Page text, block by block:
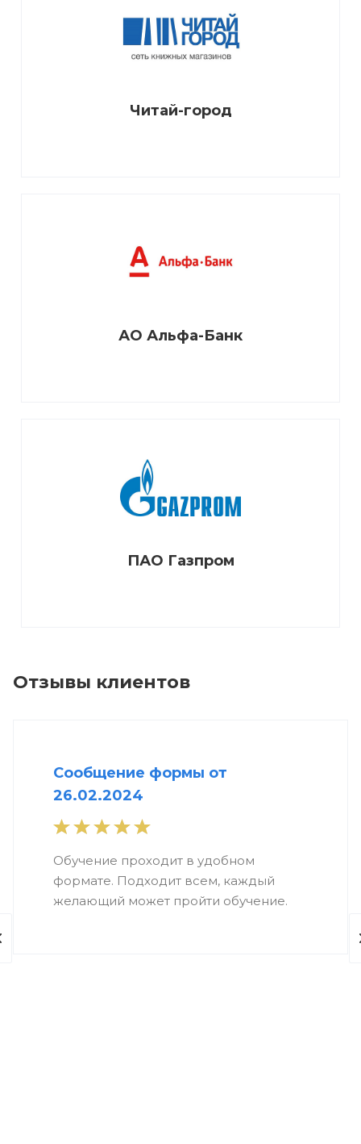
Читай-город
АО Альфа-Банк
ПАО Газпром
Отзывы клиентов
Сообщение формы от
26.02.2024
Обучение проходит в удобном
формате. Подходит всем, каждый
желающий может пройти обучение.